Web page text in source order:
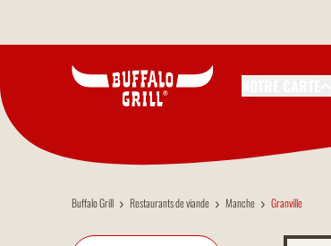
Buffalo Grill Restaurants de viande Manche Granville